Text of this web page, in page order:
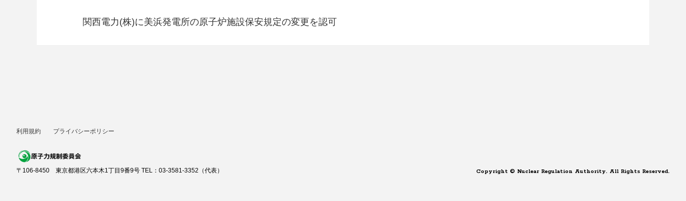
関西電力(株)に美浜発電所の原子炉施設保安規定の変更を認可
利用規約 プライバシーポリシー
〒106-8450 東京都港区六本木1丁目9番9号 TEL：03-3581-3352（代表） Copyright © Nuclear Regulation Authority. All Rights Reserved.